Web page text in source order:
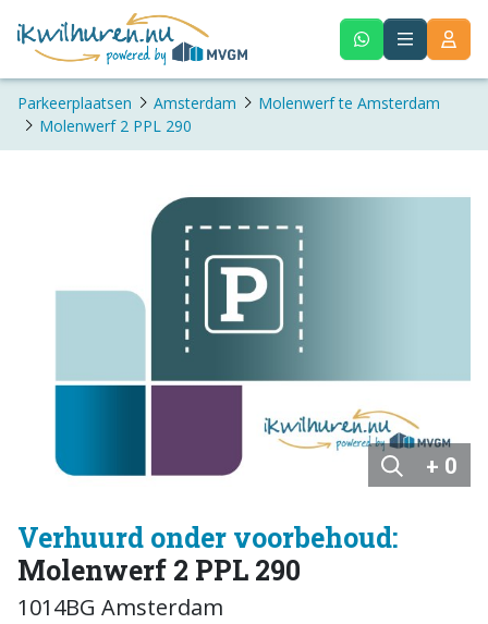
Parkeerplaatsen Amsterdam
Molenwerf te Amsterdam
Molenwerf 2 PPL 290
+ 0
Verhuurd onder voorbehoud:
Molenwerf 2 PPL 290
1014BG Amsterdam